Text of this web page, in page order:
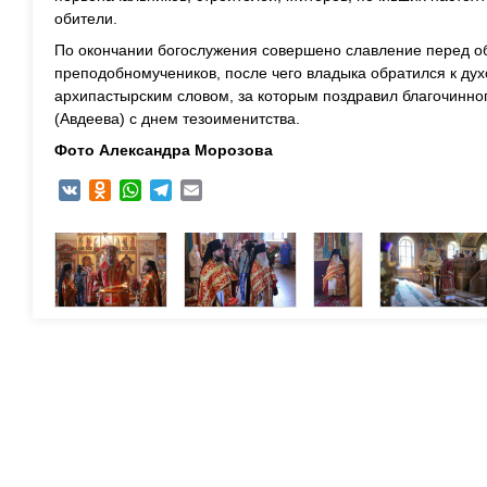
обители.
По окончании богослужения совершено славление перед
преподобномучеников, после чего владыка обратился к
архипастырским словом, за которым поздравил
(Авдеева) с днем тезоименитства.
Фото Александра Морозова
VK Odnoklassniki
WhatsAppTelegram